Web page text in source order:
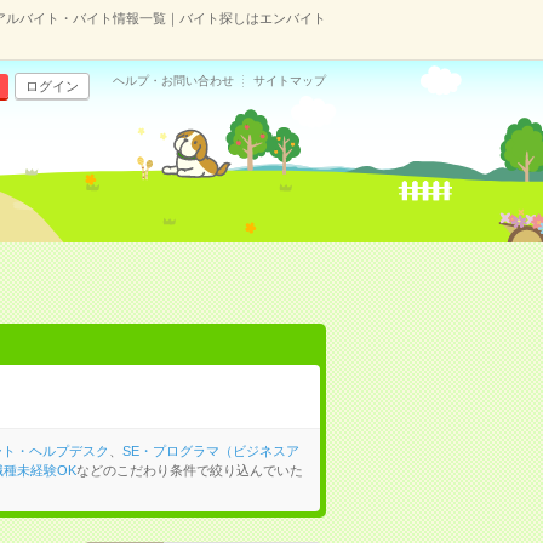
バイト・バイト情報一覧｜バイト探しはエンバイト
ログイン ヘルプ・お問い合わせ サイトマップ
・ヘルプデスク
SE・プログラマ（ビジネスア
種未経験OKなどのこだわり条件で絞り込んでいた